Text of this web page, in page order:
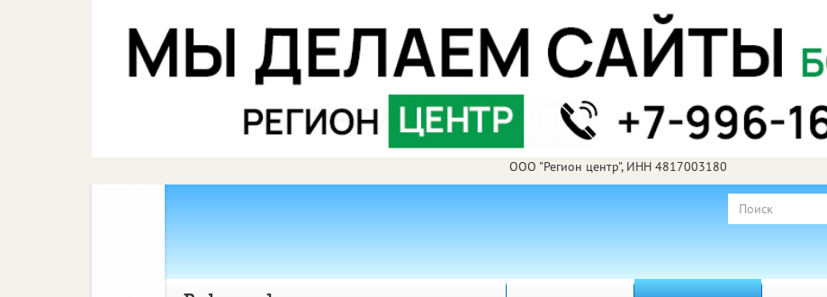
ООО "Регион центр", ИНН 4817003180